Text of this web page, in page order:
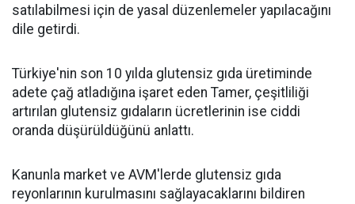
satılabilmesi için de yasal düzenlemeler yapılacağını
dile getirdi.
Türkiye'nin son 10 yılda glutensiz gıda üretiminde
adete çağ atladığına işaret eden Tamer, çeşitliliği
artırılan glutensiz gıdaların ücretlerinin ise ciddi
oranda düşürüldüğünü anlattı.
Kanunla market ve AVM'lerde glutensiz gıda
reyonlarının kurulmasını sağlayacaklarını bildiren